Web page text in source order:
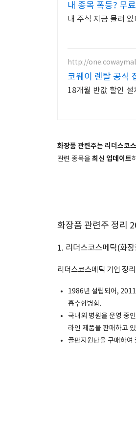
내 종목 폭등? 무
내 주식 지금 물려
http://
코웨이 렌탈 공식
18개월 반값 할인
화장품 관련주는 리더스코
관련 종목을 최신 업데이트
화장품 관련주 정리
1. 리더스코스메틱(화
리더스코스메틱 기업 정리
1986년 설립되어,
흡수합병함.
국내외 병원을 운영 중
라인 제품을 판매하고
골판지원단을 구매하여